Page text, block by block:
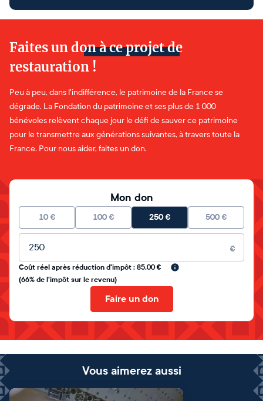
Faites un don à ce projet de
restauration !
Peu à peu, dans l'indifférence, le patrimoine de la France se
dégrade. La Fondation du patrimoine et ses plus de 1 000
bénévoles relèvent chaque jour le défi de sauver ce patrimoine
pour le transmettre aux générations suivantes, à travers toute la
France. Pour nous aider, faites un don.
Mon don
10 € 100 € 250€ 500 €
Montant libre
€
Coût réel après réduction d'impôt : 85.00 €
(66% de l'impôt sur le revenu)
Faire un don
Vous aimerez aussi